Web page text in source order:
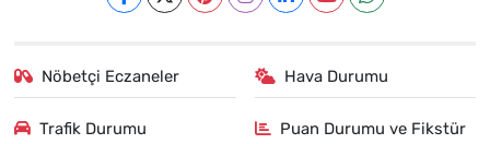
Nöbetçi Eczaneler Hava Durumu
Trafik Durumu Puan Durumu ve Fikstür